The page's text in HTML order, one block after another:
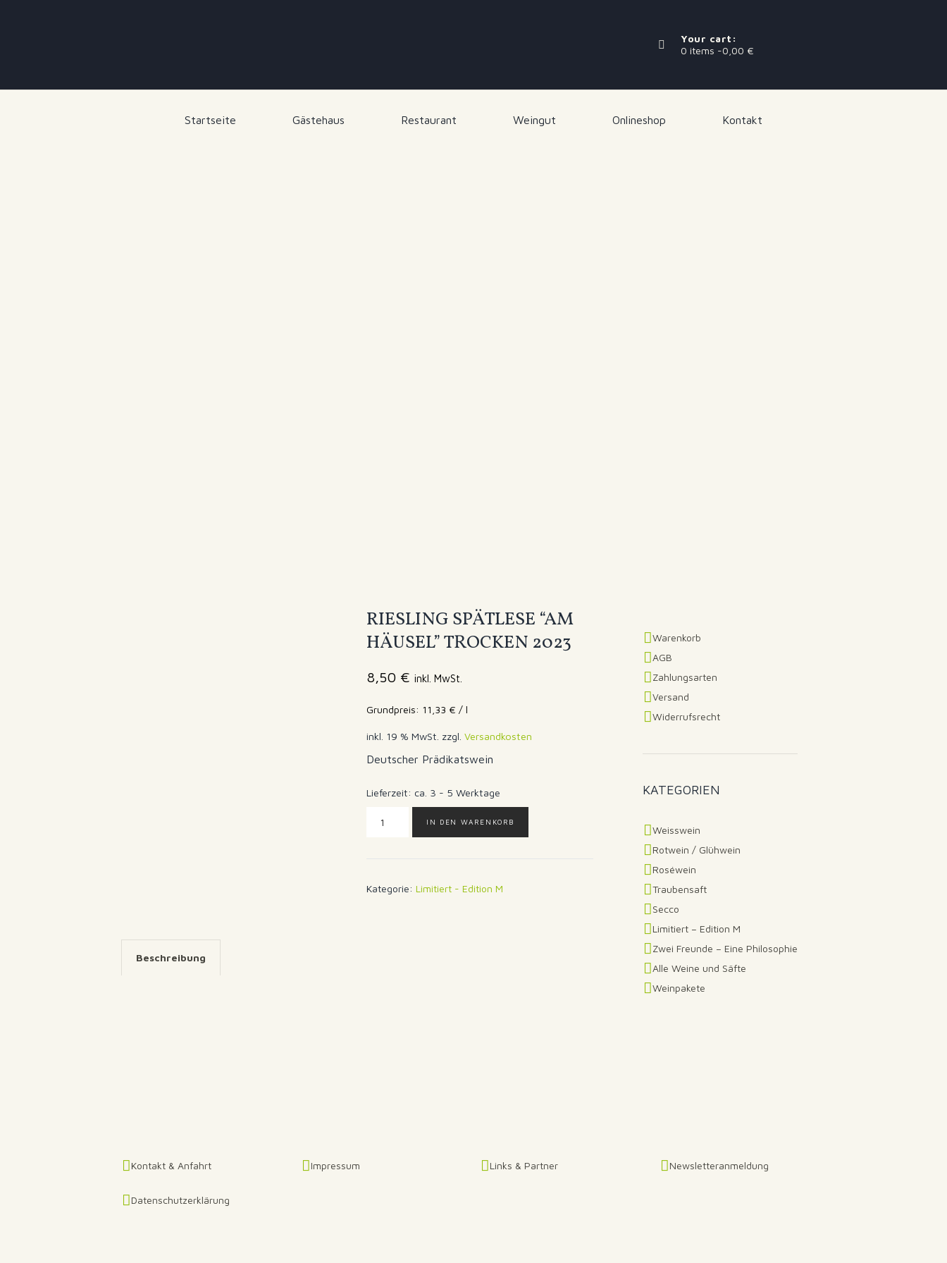
Your cart:
0 items -0,00 €
Startseite Gästehaus Restaurant Weingut Onlineshop Kontakt
RIESLING SPÄTLESE “AM
HÄUSEL” TROCKEN 2023
8,50 € inkl. MwSt.
11,33 € /l
inkl. 19 % MwSt. zzgl.Versandkosten
Deutscher Prädikatswein
Lieferzeit: ca. 3 - 5 Werktage
IN DEN WARENKORB
Kategorie: Limitiert - Edition M
Beschreibung
Warenkorb
AGB
Zahlungsarten
Versand
Widerrufsrecht
KATEGORIEN
Weisswein
Rotwein / Glühwein
Roséwein
Traubensaft
Secco
Limitiert – Edition M
Zwei Freunde – Eine Philosophie
Alle Weine und Säfte
Weinpakete
Kontakt & Anfahrt Impressum Links & Partner Newsletteranmeldung
Datenschutzerklärung